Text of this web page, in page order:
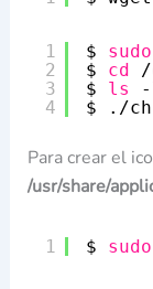
1
2
3
4
$ sudo
$ cd
$ ls
$ . /
Para crear el
/usr/share/
1 $ sudo